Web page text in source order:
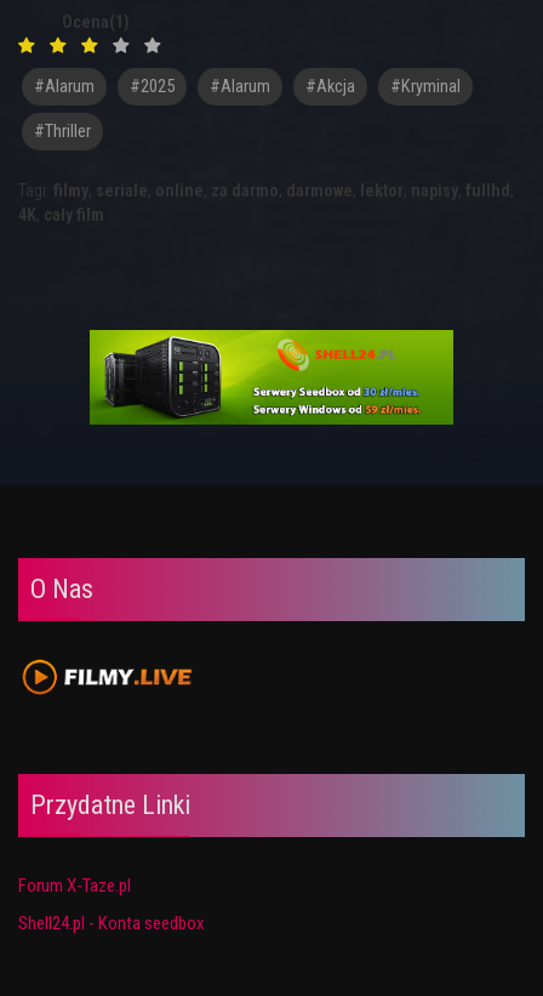
Ocena(1)
#alarum #2025 #Alarum #akcja #kryminal
#thriller
Tagi: filmy, seriale, online, za darmo, darmowe, lektor, napisy, fullhd ,
4K, cały film
O Nas
Przydatne Linki
Forum X-Taze.pl
Shell24.pl - Konta seedbox